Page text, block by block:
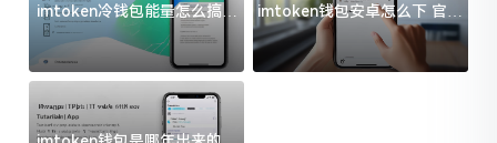
imtoken冷钱包能量怎么搞？
过来人告诉你门道
imtoken钱包安卓怎么下 官方
渠道避坑指南